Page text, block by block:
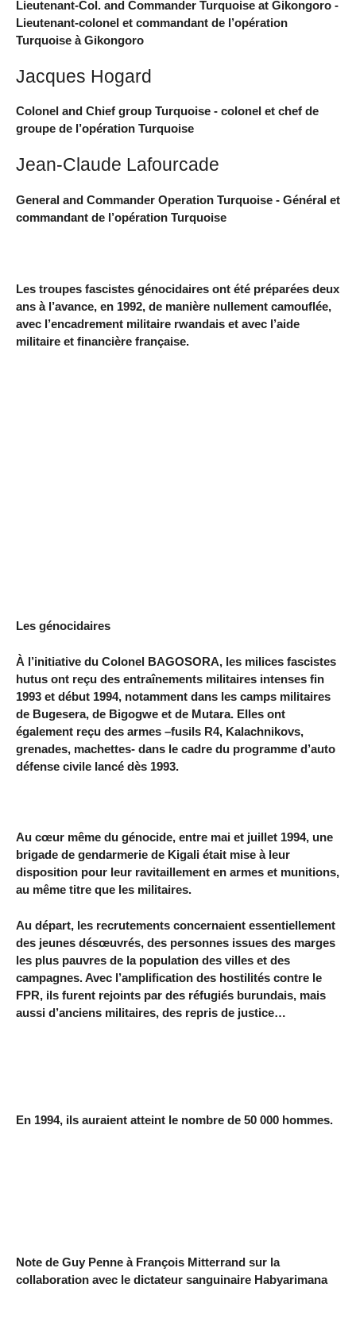
Lieutenant-Col. and Commander Turquoise at Gikongoro -
Lieutenant-colonel et commandant de l’opération
Turquoise à Gikongoro
Jacques Hogard
Colonel and Chief group Turquoise - colonel et chef de
groupe de l’opération Turquoise
Jean-Claude Lafourcade
General and Commander Operation Turquoise - Général et
commandant de l’opération Turquoise
Les troupes fascistes génocidaires ont été préparées deux
ans à l’avance, en 1992, de manière nullement camouflée,
avec l’encadrement militaire rwandais et avec l’aide
militaire et financière française.
Les génocidaires
À l’initiative du Colonel BAGOSORA, les milices fascistes
hutus ont reçu des entraînements militaires intenses fin
1993 et début 1994, notamment dans les camps militaires
de Bugesera, de Bigogwe et de Mutara. Elles ont
également reçu des armes –fusils R4, Kalachnikovs,
grenades, machettes- dans le cadre du programme d’auto
défense civile lancé dès 1993.
Au cœur même du génocide, entre mai et juillet 1994, une
brigade de gendarmerie de Kigali était mise à leur
disposition pour leur ravitaillement en armes et munitions,
au même titre que les militaires.
Au départ, les recrutements concernaient essentiellement
des jeunes désœuvrés, des personnes issues des marges
les plus pauvres de la population des villes et des
campagnes. Avec l’amplification des hostilités contre le
FPR, ils furent rejoints par des réfugiés burundais, mais
aussi d’anciens militaires, des repris de justice…
En 1994, ils auraient atteint le nombre de 50 000 hommes.
Note de Guy Penne à François Mitterrand sur la
collaboration avec le dictateur sanguinaire Habyarimana